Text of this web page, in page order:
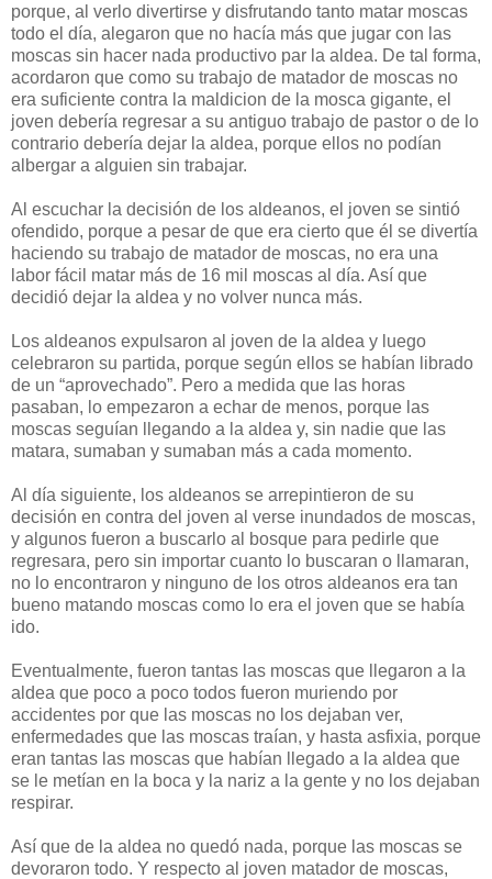
porque, al verlo divertirse y disfrutando tanto matar moscas
todo el día, alegaron que no hacía más que jugar con las
moscas sin hacer nada productivo par la aldea. De tal forma,
acordaron que como su trabajo de matador de moscas no
era suficiente contra la maldicion de la mosca gigante, el
joven debería regresar a su antiguo trabajo de pastor o de lo
contrario debería dejar la aldea, porque ellos no podían
albergar a alguien sin trabajar.
Al escuchar la decisión de los aldeanos, el joven se sintió
ofendido, porque a pesar de que era cierto que él se divertía
haciendo su trabajo de matador de moscas, no era una
labor fácil matar más de 16 mil moscas al día. Así que
decidió dejar la aldea y no volver nunca más.
Los aldeanos expulsaron al joven de la aldea y luego
celebraron su partida, porque según ellos se habían librado
de un “aprovechado”. Pero a medida que las horas
pasaban, lo empezaron a echar de menos, porque las
moscas seguían llegando a la aldea y, sin nadie que las
matara, sumaban y sumaban más a cada momento.
Al día siguiente, los aldeanos se arrepintieron de su
decisión en contra del joven al verse inundados de moscas,
y algunos fueron a buscarlo al bosque para pedirle que
regresara, pero sin importar cuanto lo buscaran o llamaran,
no lo encontraron y ninguno de los otros aldeanos era tan
bueno matando moscas como lo era el joven que se había
ido.
Eventualmente, fueron tantas las moscas que llegaron a la
aldea que poco a poco todos fueron muriendo por
accidentes por que las moscas no los dejaban ver,
enfermedades que las moscas traían, y hasta asfixia, porque
eran tantas las moscas que habían llegado a la aldea que
se le metían en la boca y la nariz a la gente y no los dejaban
respirar.
Así que de la aldea no quedó nada, porque las moscas se
devoraron todo. Y respecto al joven matador de moscas,